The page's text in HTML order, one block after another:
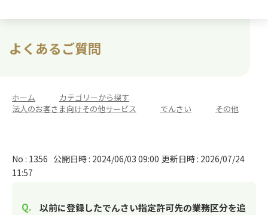
よくあるご質問
ホーム カテゴリーから探す
法人のお客さま向けその他サービス
でんさい その他
No : 1356 公開日時 : 2024/06/03 09:00 更新日時 : 2026/07/24
11:57
以前に登録したでんさい指定許可先の業務区分を追